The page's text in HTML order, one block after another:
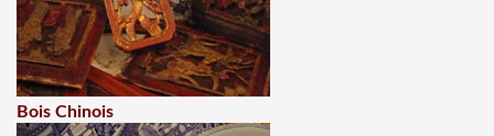
Bois Chinois